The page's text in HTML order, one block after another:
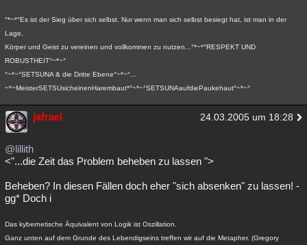
°*~*°Es ist der Sieg über sich selbst. Nur wenn man sich selbst besiegt hat, ist man in der
Lage,
Körper und Geist zu vereinen und vollkommen zu nutzen...°*~*°RESPEKT UND
ROBUSTHEIT°~*~°
°~*~°SETSUNA & die Dritte Ebene°~*~°...
~*~MeisterSETSUsicheinenHarembaut*°~*~°SETSUNAaufdiePaukehaut°~*~°
jafrael 24.03.2005 um 18:28
@lillith
<"...die Zeit das Problem beheben zu lassen ">
Beheben? In diesen Fällen doch eher "sich absenken" zu lassen! -
gg* Doch i
Das kybernetische Äquivalent von Logik ist Oszillation.
Ganz unten auf dem Grunde des Lebendigseins treffen wir auf die Metapher. (Gregory